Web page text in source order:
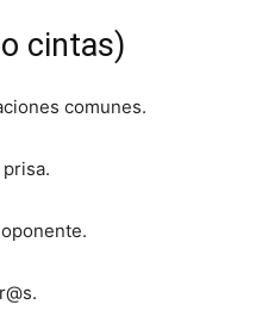
cintas)
comunes.